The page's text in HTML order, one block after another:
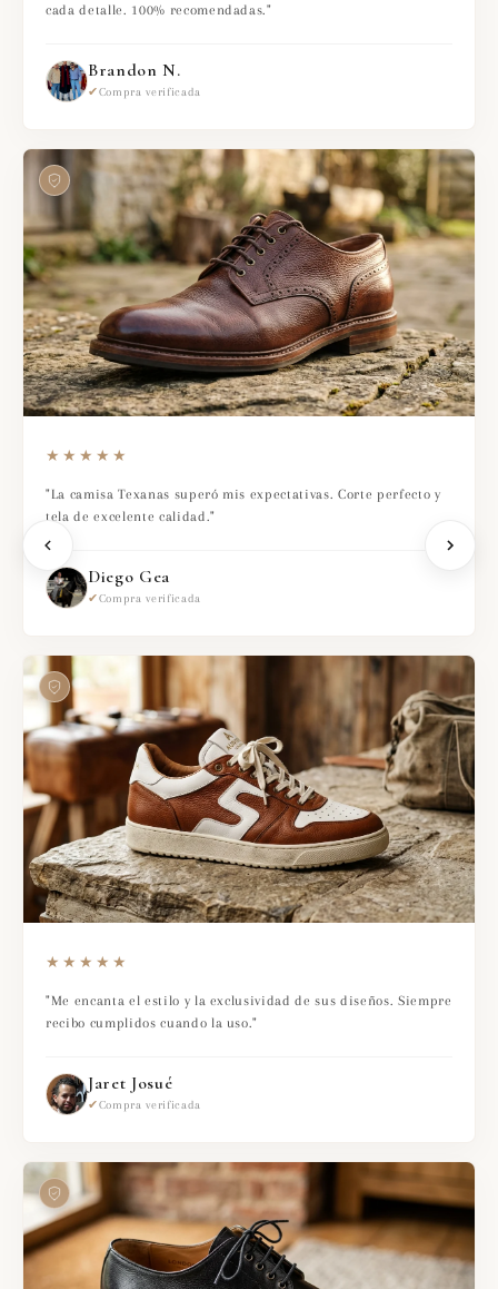
cada detalle. 100% recomendadas."
Brandon N.
✔Compra verificada
★★★★★
"La camisa Texanas superó mis expectativas. Corte perfecto y
tela de excelente calidad."
Diego Gea
✔Compra verificada
★★★★★
"Me encanta el estilo y la exclusividad de sus diseños. Siempre
recibo cumplidos cuando la uso."
Jaret Josué
✔Compra verificada